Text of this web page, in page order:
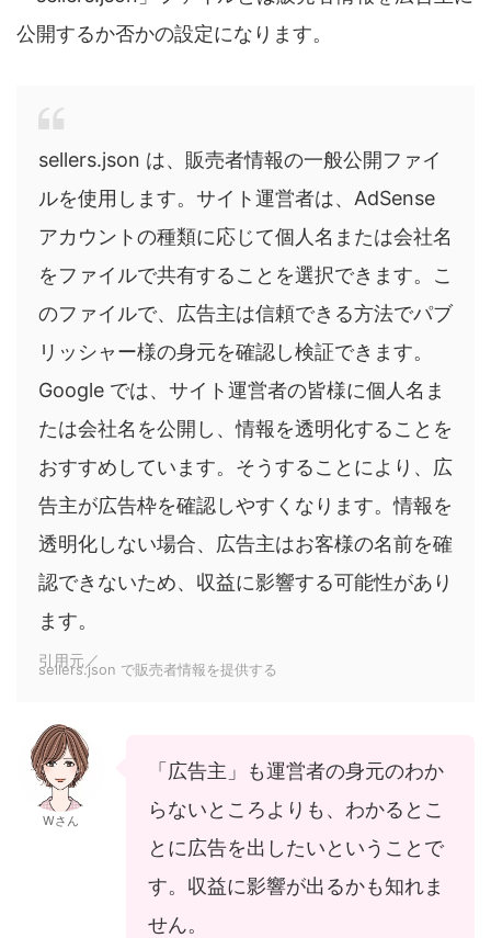
公開するか否かの設定になります。
sellers.json は、販売者情報の一般公開ファイ
ルを使用します。サイト運営者は、AdSense
アカウントの種類に応じて個人名または会社名
をファイルで共有することを選択できます。こ
のファイルで、広告主は信頼できる方法でパブ
リッシャー様の身元を確認し検証できます。
Google では、サイト運営者の皆様に個人名ま
たは会社名を公開し、情報を透明化することを
おすすめしています。そうすることにより、広
告主が広告枠を確認しやすくなります。情報を
透明化しない場合、広告主はお客様の名前を確
認できないため、収益に影響する可能性があり
ます。
引用元／
sellers.json で販売者情報を提供する
Wさん
「広告主」も運営者の身元のわか
らないところよりも、わかるとこ
とに広告を出したいということで
す。収益に影響が出るかも知れま
せん。